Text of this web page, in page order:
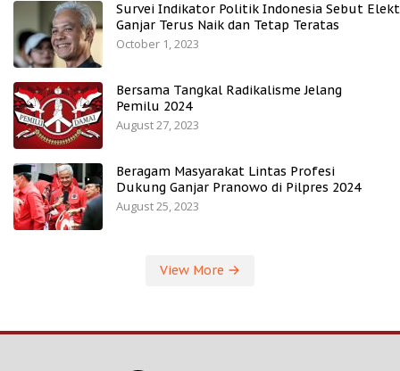
Survei Indikator Politik Indonesia Sebut
Ganjar Terus Naik dan Tetap Teratas
October 1, 2023
Bersama Tangkal Radikalisme Jelang
Pemilu 2024
August 27, 2023
Beragam Masyarakat Lintas Profesi
Dukung Ganjar Pranowo di Pilpres 2024
August 25, 2023
View More